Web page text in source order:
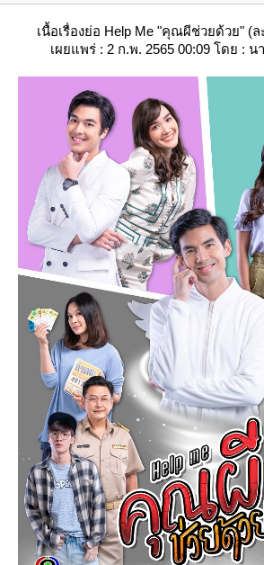
เนื้อเรื่องย่อ Help Me "คุณผีช่วยด้วย" (ล
เผยแพร่ : 2 ก.พ. 2565 00:09 โดย :